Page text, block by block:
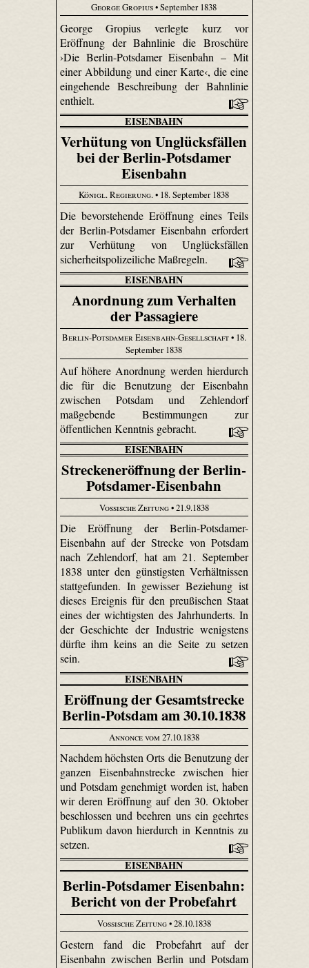
George Gropius• September 1838
George Gropius verlegte kurz vor
Eröffnung der Bahnlinie die Broschüre
›Die Berlin-Potsdamer Eisenbahn – Mit
einer Abbildung und einer Karte‹, die eine
eingehende Beschreibung der Bahnlinie
enthielt.
EISENBAHN
Verhütung von Unglücksfällen
bei der Berlin-Potsdamer
Eisenbahn
Königl. Regierung.• 18. September 1838
Die bevorstehende Eröffnung eines Teils
der Berlin-Potsdamer Eisenbahn erfordert
zur Verhütung von Unglücksfällen
sicherheitspolizeiliche Maßregeln.
EISENBAHN
Anordnung zum Verhalten
der Passagiere
Berlin-Potsdamer Eisenbahn-Gesellschaft• 18.
September 1838
Auf höhere Anordnung werden hierdurch
die für die Benutzung der Eisenbahn
zwischen Potsdam und Zehlendorf
maßgebende Bestimmungen zur
öffentlichen Kenntnis gebracht.
EISENBAHN
Streckeneröffnung der Berlin-
Potsdamer-Eisenbahn
Vossische Zeitung• 21.9.1838
Die Eröffnung der Berlin-Potsdamer-
Eisenbahn auf der Strecke von Potsdam
nach Zehlendorf, hat am 21. September
1838 unter den günstigsten Verhältnissen
stattgefunden. In gewisser Beziehung ist
dieses Ereignis für den preußischen Staat
eines der wichtigsten des Jahrhunderts. In
der Geschichte der Industrie wenigstens
dürfte ihm keins an die Seite zu setzen
sein.
EISENBAHN
Eröffnung der Gesamtstrecke
Berlin-Potsdam am 30.10.1838
Annonce vom 27.10.1838
Nachdem höchsten Orts die Benutzung der
ganzen Eisenbahnstrecke zwischen hier
und Potsdam genehmigt worden ist, haben
wir deren Eröffnung auf den 30. Oktober
beschlossen und beehren uns ein geehrtes
Publikum davon hierdurch in Kenntnis zu
setzen.
EISENBAHN
Berlin-Potsdamer Eisenbahn:
Bericht von der Probefahrt
Vossische Zeitung• 28.10.1838
Gestern fand die Probefahrt auf der
Eisenbahn zwischen Berlin und Potsdam